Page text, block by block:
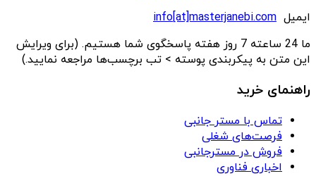
ایمیل info[at]masterjanebi.com
ما 24 ساعته 7 روز هفته پاسخگوی شما هستیم. (برای ویرایش
این متن به پیکربندی پوسته > تب برچسب‌ها مراجعه نمایید.)
راهنمای خرید
تماس با مستر جانبی
فرصت‌های شغلی
فروش در مسترجانبی
اخباری فناوری